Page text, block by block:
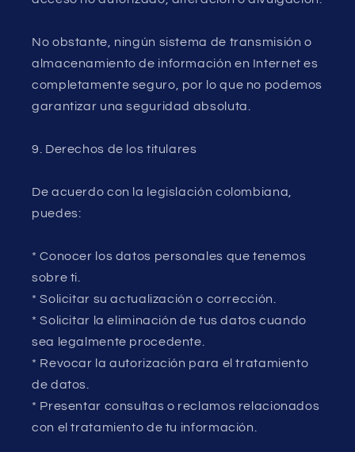
No obstante, ningún sistema de transmisión o
almacenamiento de información en Internet es
completamente seguro, por lo que no podemos
garantizar una seguridad absoluta.
9. Derechos de los titulares
De acuerdo con la legislación colombiana,
puedes:
* Conocer los datos personales que tenemos
sobre ti.
* Solicitar su actualización o corrección.
* Solicitar la eliminación de tus datos cuando
sea legalmente procedente.
* Revocar la autorización para el tratamiento
de datos.
* Presentar consultas o reclamos relacionados
con el tratamiento de tu información.